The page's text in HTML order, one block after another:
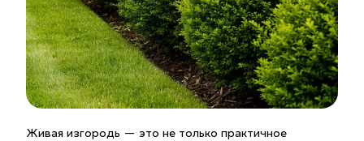
Живая изгородь — это не только практичное